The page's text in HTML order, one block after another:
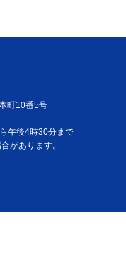
町10番5号
午後4時30分まで
があります。